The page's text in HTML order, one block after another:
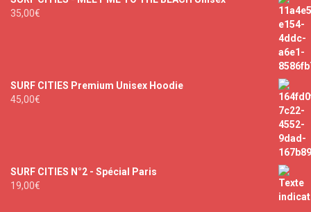
35,00€
SURF CITIES Premium Unisex Hoodie
45,00€
SURF CITIES N°2 - Spécial Paris
19,00€